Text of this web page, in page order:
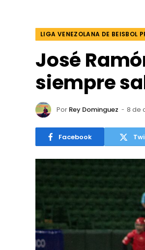
LIGA VENEZOLANA DE BEISBOL
José
siempre
Por Rey Dominguez 8 de
Facebook